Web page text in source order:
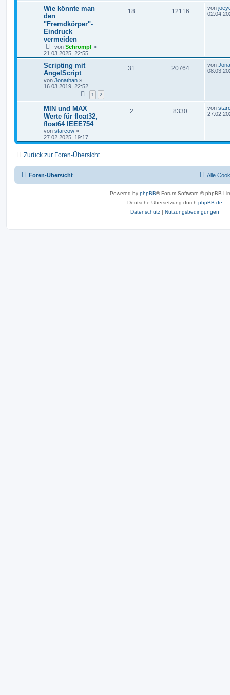
Wie könnte man
den
"Fremdkörper"-
Eindruck
vermeiden
von Schrompf »
21.03.2025, 22:55
18 12116 von
Scripting mit
AngelScript
von Jonathan »
16.03.2019, 22:52
1 2
31 20764 von
MIN und MAX
Werte für float32,
float64 IEEE754
von starcow »
27.02.2025, 19:17
2 8330 von
Zurück zur Foren-Übersicht
Foren-Übersicht Alle
Powered by phpBB® Forum Software © phpBB
Deutsche Übersetzung durch phpBB.de
Datenschutz | Nutzungsbedingungen